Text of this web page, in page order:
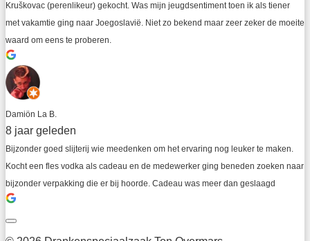
Kruškovac (perenlikeur) gekocht. Was mijn jeugdsentiment toen ik als tiener
met vakamtie ging naar Joegoslavië. Niet zo bekend maar zeer zeker de moeite
waard om eens te proberen.
Damiön La B.
8 jaar geleden
Bijzonder goed slijterij wie meedenken om het ervaring nog leuker te maken.
Kocht een fles vodka als cadeau en de medewerker ging beneden zoeken naar
bijzonder verpakking die er bij hoorde. Cadeau was meer dan geslaagd